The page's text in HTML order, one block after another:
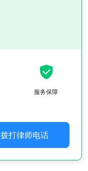
服务保障
拨打律师电话